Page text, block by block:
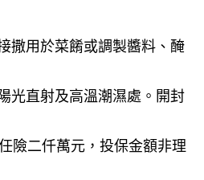
撒用於菜餚或調製醬料、醃
光直射及高溫潮濕處。開封
險二仟萬元，投保金額非理